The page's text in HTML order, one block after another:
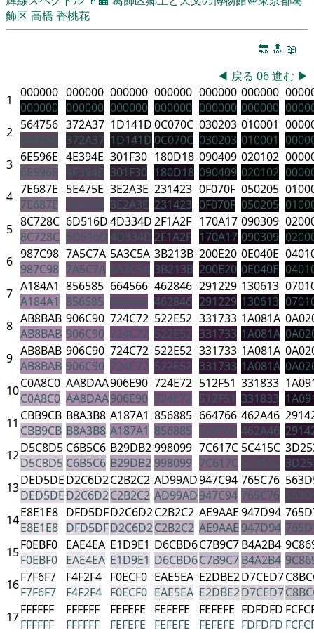
飾区 高橋 香桃花
🔚 🔝 📖
◀ 戻る 06進む ▶
1
000000
000000
000000
000000
000000
000000
000000
000000
000000
000000
000000
000000
2 564756
564756
372A37
372A37
1D141D
1D141D
0C070C
0C070C
030203
030203
010001
010001
3 6E596E
6E596E
4E394E
4E394E
301F30
301F30
180D18
180D18
090409
090409
020102
020102
4 7E687E
7E687E
5E475E
5E475E
3E2A3E
3E2A3E
231423
231423
0F070F
0F070F
050205
050205
5 8C728C
8C728C
6D516D
6D516D
4D334D
4D334D
2F1A2F
2F1A2F
170A17
170A17
090309
090309
6 987C98
987C98
7A5C7A
7A5C7A
5A3C5A
5A3C5A
3B213B
3B213B
200E20
200E20
0E040E
0E040E
7 A184A1
A184A1
856585
856585
664566
664566
462846
462846
291229
291229
130613
130613
8 AB8BAB
AB8BAB
906C90
906C90
724C72
724C72
522E52
522E52
331733
331733
1A081A
1A081A
9 AB8BAB
AB8BAB
906C90
906C90
724C72
724C72
522E52
522E52
331733
331733
1A081A
1A081A
10C0A8C0
C0A8C0
AA8DAA
AA8DAA
906E90
906E90
724E72
724E72
512F51
512F51
331833
331833
11 CBB9CB
CBB9CB
B8A3B8
B8A3B8
A187A1
A187A1
856885
856885
664766
664766
462A46
462A46
12D5C8D5
D5C8D5
C6B5C6
C6B5C6
B29DB2
B29DB2
998099
998099
7C617C
7C617C
5C415C
5C415C
13DED5DE
DED5DE
D2C6D2
D2C6D2
C2B2C2
C2B2C2
AD99AD
AD99AD
947C94
947C94
765C76
765C76
14E8E1E8
E8E1E8
DFD5DF
DFD5DF
D2C6D2
D2C6D2
C2B2C2
C2B2C2
AE9AAE
AE9AAE
947D94
947D94
15F0EBF0
F0EBF0
EAE4EA
EAE4EA
E1D9E1
E1D9E1
D6CBD6
D6CBD6
C7B9C7
C7B9C7
B4A2B4
B4A2B4
16F7F6F7
F7F6F7
F4F2F4
F4F2F4
F0ECF0
F0ECF0
EAE5EA
EAE5EA
E2DBE2
E2DBE2
D7CED7
D7CED7
17FFFFFF
FFFFFF
FFFFFF
FFFFFF
FEFEFE
FEFEFE
FEFEFE
FEFEFE
FEFEFE
FEFEFE
FDFDFD
FDFDFD